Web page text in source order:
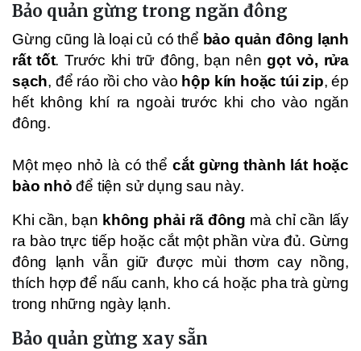
Bảo quản gừng trong ngăn đông
Gừng cũng là loại củ có thể bảo quản đông lạnh
rất tốt. Trước khi trữ đông, bạn nêngọt vỏ, rửa
sạch, để ráo rồi cho vào hộp kín hoặc túi zip, ép
hết không khí ra ngoài trước khi cho vào ngăn
đông.
Một mẹo nhỏ là có thể cắt gừng thành lát hoặc
bào nhỏ để tiện sử dụng sau này.
Khi cần, bạn không phải rã đông mà chỉ cần lấy
ra bào trực tiếp hoặc cắt một phần vừa đủ. Gừng
đông lạnh vẫn giữ được mùi thơm cay nồng,
thích hợp để nấu canh, kho cá hoặc pha trà gừng
trong những ngày lạnh.
Bảo quản gừng xay sẵn